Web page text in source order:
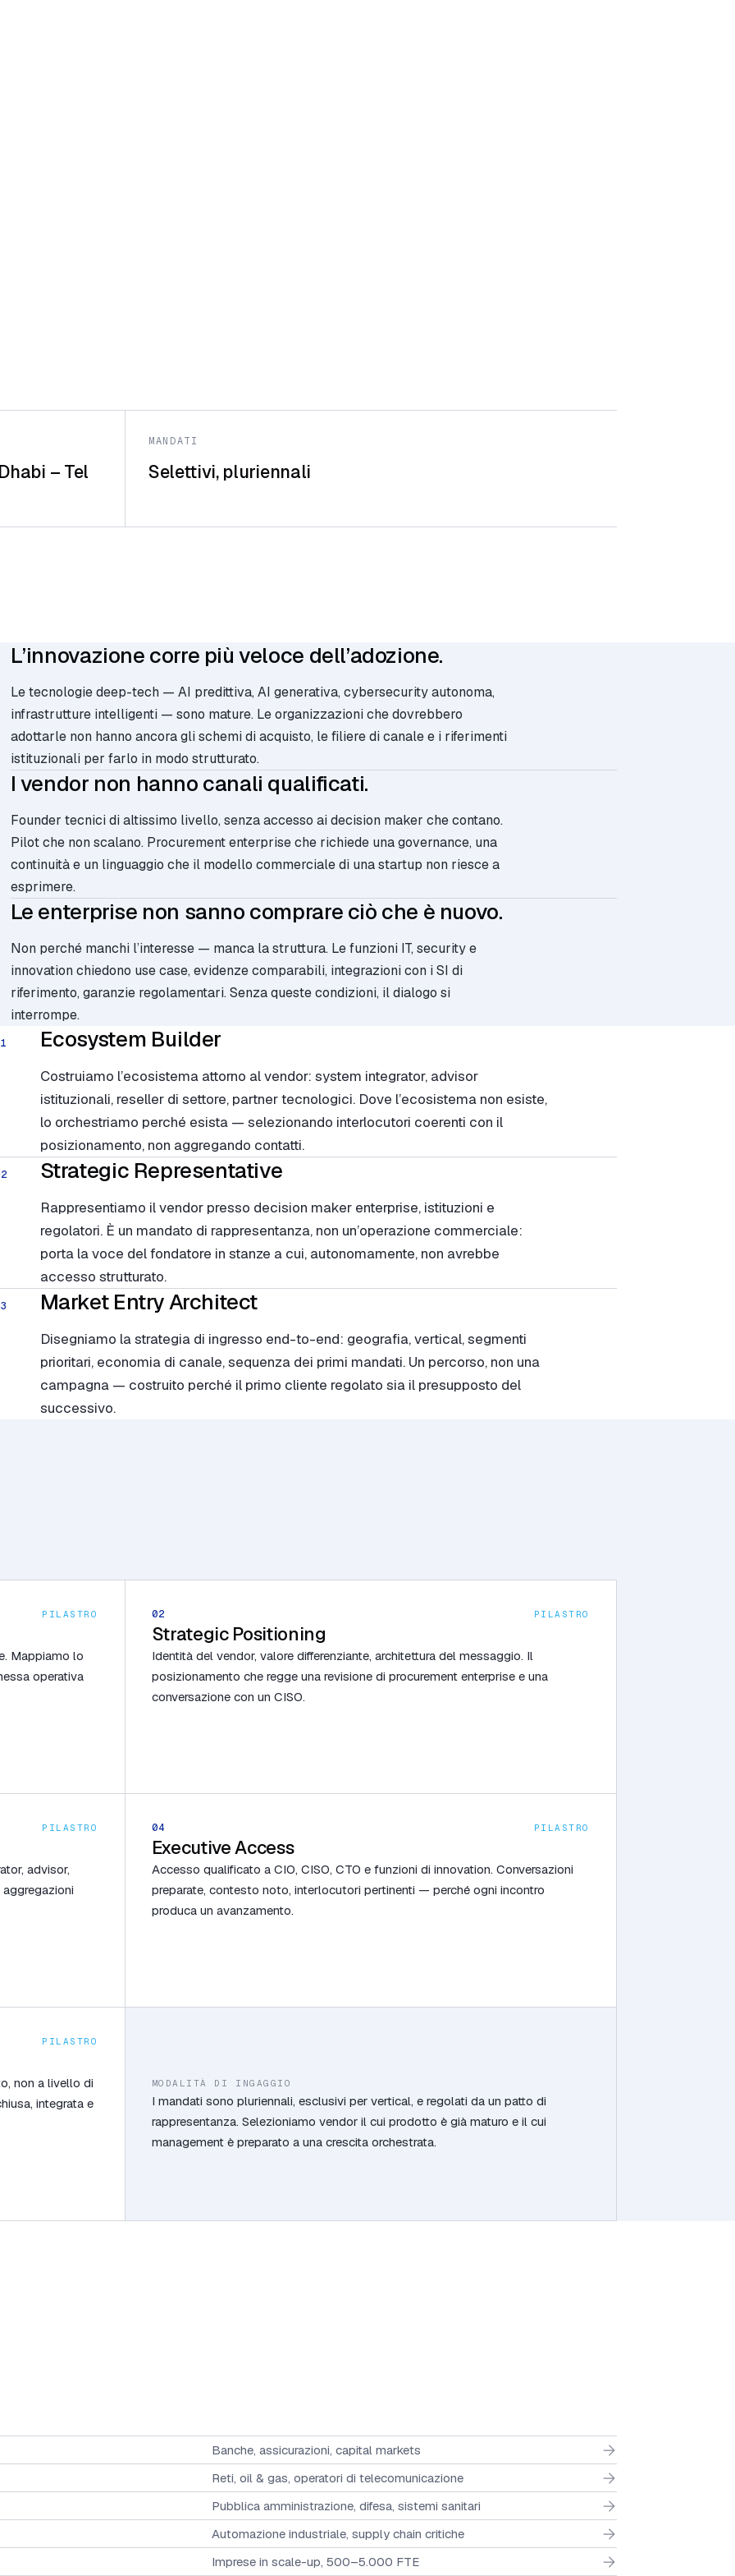
– Tel
MANDATI
Selettivi, pluriennali
L’innovazione corre più veloce dell’adozione.
Le tecnologie deep-tech — AI predittiva, AI generativa, cybersecurity autonoma,
infrastrutture intelligenti — sono mature. Le organizzazioni che dovrebbero
adottarle non hanno ancora gli schemi di acquisto, le filiere di canale e i riferimenti
istituzionali per farlo in modo strutturato.
I vendor non hanno canali qualificati.
Founder tecnici di altissimo livello, senza accesso ai decision maker che contano.
Pilot che non scalano. Procurement enterprise che richiede una governance, una
continuità e un linguaggio che il modello commerciale di una startup non riesce a
esprimere.
Le enterprise non sanno comprare ciò che è nuovo.
Non perché manchi l’interesse — manca la struttura. Le funzioni IT, security e
innovation chiedono use case, evidenze comparabili, integrazioni con i SI di
riferimento, garanzie regolamentari. Senza queste condizioni, il dialogo si
interrompe.
Ecosystem Builder
Costruiamo l’ecosistema attorno al vendor: system integrator, advisor
istituzionali, reseller di settore, partner tecnologici. Dove l’ecosistema non esiste,
lo orchestriamo perché esista — selezionando interlocutori coerenti con il
posizionamento, non aggregando contatti.
Strategic Representative
Rappresentiamo il vendor presso decision maker enterprise, istituzioni e
regolatori. È un mandato di rappresentanza, non un’operazione commerciale:
porta la voce del fondatore in stanze a cui, autonomamente, non avrebbe
accesso strutturato.
Market Entry Architect
Disegniamo la strategia di ingresso end-to-end: geografia, vertical, segmenti
prioritari, economia di canale, sequenza dei primi mandati. Un percorso, non una
campagna — costruito perché il primo cliente regolato sia il presupposto del
successivo.
PILASTRO
Mappiamo lo
operativa
02 PILASTRO
Strategic Positioning
Identità del vendor, valore differenziante, architettura del messaggio. Il
posizionamento che regge una revisione di procurement enterprise e una
conversazione con un CISO.
PILASTRO
advisor,
04 PILASTRO
Executive Access
Accesso qualificato a CIO, CISO, CTO e funzioni di innovation. Conversazioni
preparate, contesto noto, interlocutori pertinenti — perché ogni incontro
produca un avanzamento.
PILASTRO
non a livello di
integrata e
MODALITÀ DI INGAGGIO
I mandati sono pluriennali, esclusivi per vertical, e regolati da un patto di
rappresentanza. Selezioniamo vendor il cui prodotto è già maturo e il cui
management è preparato a una crescita orchestrata.
Banche, assicurazioni, capital markets
Reti, oil & gas, operatori di telecomunicazione
Pubblica amministrazione, difesa, sistemi sanitari
Automazione industriale, supply chain critiche
Imprese in scale-up, 500–5.000 FTE